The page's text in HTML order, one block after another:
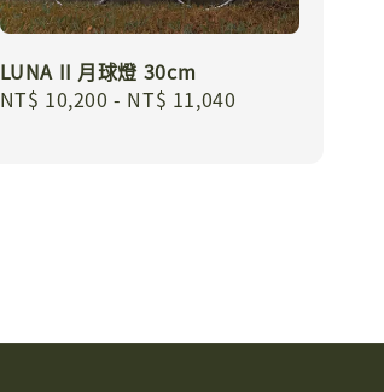
LUNA II 月球燈 30cm
Regular
NT$ 10,200 - NT$ 11,040